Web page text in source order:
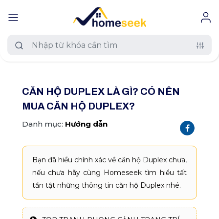
Loại nhà đất
Nhà riêng
Nhà biệt thự, liền kề
Nhà mặt phố
Khu vực
An Giang
Hồ Chí Minh
Hà Nội
Mức giá
Tất cả mức giá
≤ 500 triệu
500 - 800 triệu
Diện tích
Tất cả diện tích
≤ 120 m2
Dự án
Tất cả dự án
CĂN HỘ DUPLEX LÀ GÌ? CÓ NÊN
MUA CĂN HỘ DUPLEX?
Danh mục: Hướng dẫn
Bạn đã hiểu chính xác về căn hộ Duplex chưa,
nếu chưa hãy cùng Homeseek tìm hiểu tất
tần tật những thông tin căn hộ Duplex nhé.